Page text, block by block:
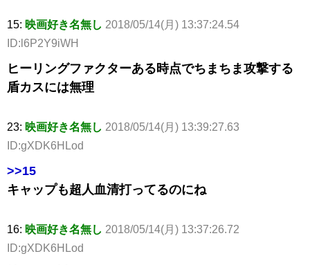
15: 映画好き名無し 2018/05/14(月) 13:37:24.54
ID:l6P2Y9iWH
ヒーリングファクターある時点でちまちま攻撃する
盾カスには無理
23: 映画好き名無し 2018/05/14(月) 13:39:27.63
ID:gXDK6HLod
>>15
キャップも超人血清打ってるのにね
16: 映画好き名無し 2018/05/14(月) 13:37:26.72
ID:gXDK6HLod